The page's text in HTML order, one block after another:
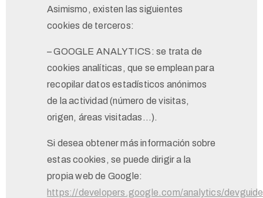
Asimismo, existen las siguientes
cookies de terceros:
– GOOGLE ANALYTICS: se trata de
cookies analíticas, que se emplean para
recopilar datos estadísticos anónimos
de la actividad (número de visitas,
origen, áreas visitadas…).
Si desea obtener más información sobre
estas cookies, se puede dirigir a la
propia web de Google:
https://developers.google.com/analytics/